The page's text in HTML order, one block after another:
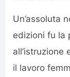
Un’assoluta
edizioni fu la
all’istruzione
il lavoro